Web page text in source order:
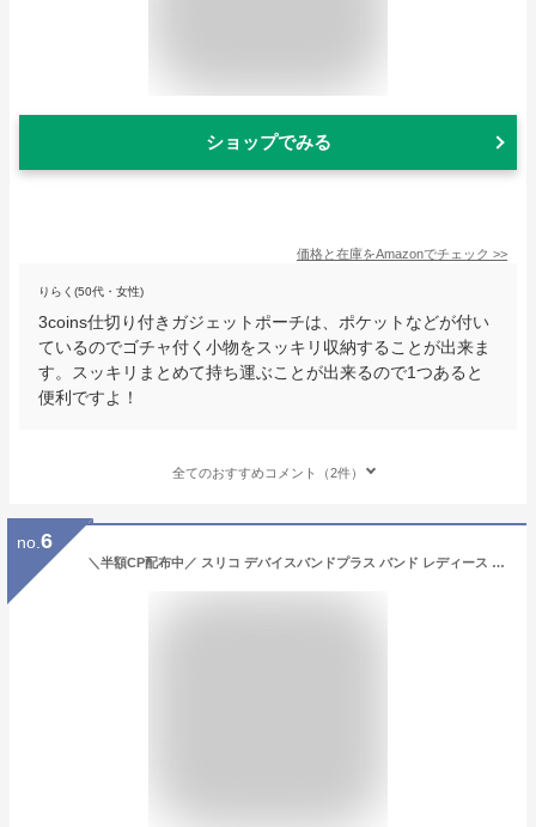
ショップでみる
価格と在庫をAmazonでチェック >>
りらく(50代・女性)
3coins仕切り付きガジェットポーチは、ポケットなどが付い
ているのでゴチャ付く小物をスッキリ収納することが出来ま
す。スッキリまとめて持ち運ぶことが出来るので1つあると
便利ですよ！
全てのおすすめコメント（2件）
no. 6
＼半額CP配布中／ スリコ デバイスバンドプラス バンド レディース 3COINS スマートウォッチ プラス バンド おしゃれ かわいい 韓国 レザー 3COINS デバイスバンドplus 交換バンド 交換ベルト マグネット スマートウォッチ ベルト くすみカラー 大人可愛い nexmate